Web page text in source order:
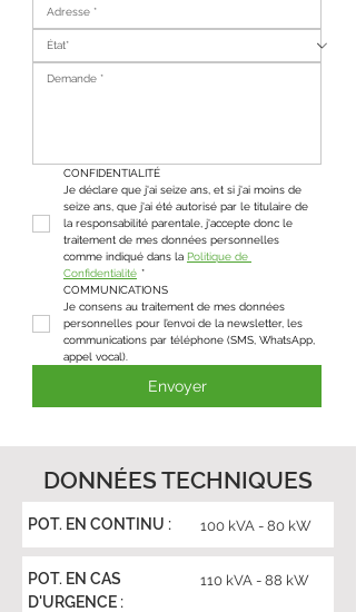
CONFIDENTIALITÉ
Je déclare que j'ai seize ans, et si j'ai moins de
seize ans, que j'ai été autorisé par le titulaire de
la responsabilité parentale, j'accepte donc le
traitement de mes données personnelles
comme indiqué dans la Politique de
Confidentialité *
COMMUNICATIONS
Je consens au traitement de mes données
personnelles pour l’envoi de la newsletter, les
communications par téléphone (SMS, WhatsApp,
appel vocal).
Envoyer
DONNÉES TECHNIQUES
POT. EN CONTINU : 100 kVA - 80 kW
POT. EN CAS
D'URGENCE :
110 kVA - 88 kW